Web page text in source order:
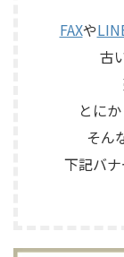
ド、エコー音の出
子、出力端子、外
FAXや
古
とに
そん
下記バ